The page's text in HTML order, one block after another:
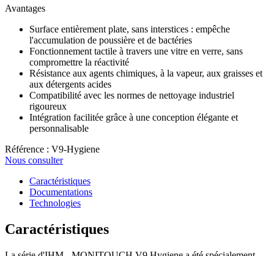
Avantages
Surface entièrement plate, sans interstices : empêche
l'accumulation de poussière et de bactéries
Fonctionnement tactile à travers une vitre en verre, sans
compromettre la réactivité
Résistance aux agents chimiques, à la vapeur, aux graisses et
aux détergents acides
Compatibilité avec les normes de nettoyage industriel
rigoureux
Intégration facilitée grâce à une conception élégante et
personnalisable
Référence : V9-Hygiene
Nous consulter
Caractéristiques
Documentations
Technologies
Caractéristiques